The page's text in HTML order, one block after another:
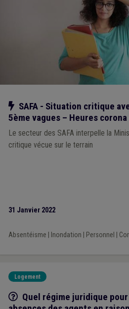
Notre action
SAFA - Situation critique
5ème vagues – Heures
Le secteur des SAFA interpelle la
critique vécue sur le terrain
31 Janvier 2022
Absentéisme Inondation Personnel
Logement
Q/R
Quel régime juridique